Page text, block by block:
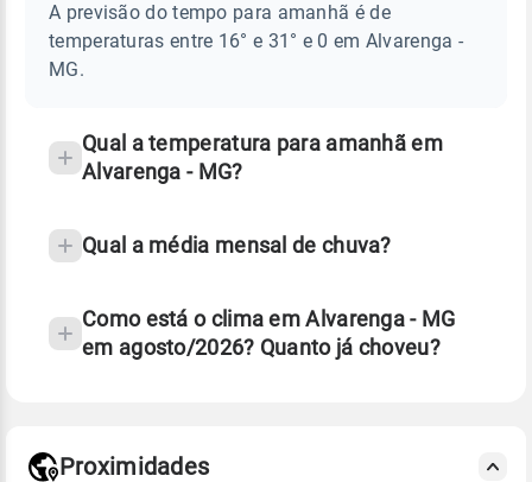
ALVARENGA
sobre
chuva
A previsão do tempo para amanhã é de
temperaturas entre 16° e 31° e 0 em Alvarenga -
MG.
Qual a temperatura para amanhã em
Alvarenga - MG?
Qual a média mensal de chuva?
Como está o clima em Alvarenga - MG
em agosto/2026? Quanto já choveu?
Proximidades